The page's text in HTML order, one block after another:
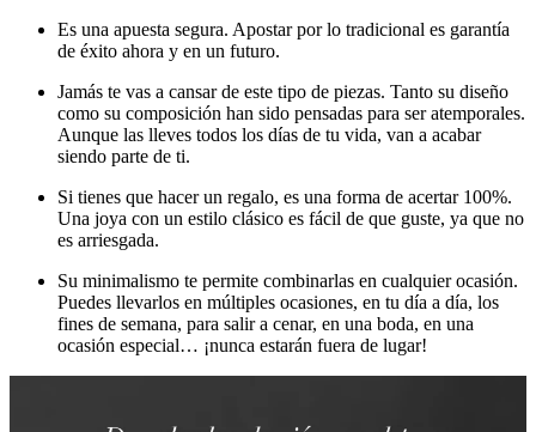
Es una apuesta segura. Apostar por lo tradicional es garantía
de éxito ahora y en un futuro.
Jamás te vas a cansar de este tipo de piezas. Tanto su diseño
como su composición han sido pensadas para ser atemporales.
Aunque las lleves todos los días de tu vida, van a acabar
siendo parte de ti.
Si tienes que hacer un regalo, es una forma de acertar 100%.
Una joya con un estilo clásico es fácil de que guste, ya que no
es arriesgada.
Su minimalismo te permite combinarlas en cualquier ocasión.
Puedes llevarlos en múltiples ocasiones, en tu día a día, los
fines de semana, para salir a cenar, en una boda, en una
ocasión especial… ¡nunca estarán fuera de lugar!